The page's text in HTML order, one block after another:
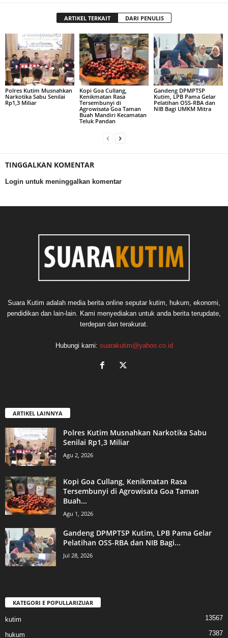
ARTIKEL TERKAIT DARI PENULIS
Polres Kutim Musnahkan
Narkotika Sabu Senilai
Rp1,3 Miliar
Kopi Goa Cullang,
Kenikmatan Rasa
Tersembunyi di
Agrowisata Goa Taman
Buah Mandiri Kecamatan
Teluk Pandan
Gandeng DPMPTSP
Kutim, LPB Pama Gelar
Pelatihan OSS-RBA dan
NIB Bagi UMKM Mitra
TINGGALKAN KOMENTAR
Login untuk meninggalkan komentar
Suara Kutim adalah media berita online seputar kutim, hukum, ekonomi,
pendidikan dan lain-lain. Kami menyediakan untuk anda berita terupdate,
terdepan dan terakurat.
Hubungi kami: suarakutim@yahoo.co.id
ARTIKEL LAINNYA
Polres Kutim Musnahkan Narkotika Sabu
Senilai Rp1,3 Miliar
Agu 2, 2026
Kopi Goa Cullang, Kenikmatan Rasa
Tersembunyi di Agrowisata Goa Taman
Buah...
Agu 1, 2026
Gandeng DPMPTSP Kutim, LPB Pama Gelar
Pelatihan OSS-RBA dan NIB Bagi...
Jul 28, 2026
KATEGORI E POPULLARIZUAR
kutim 13567
hukum 7387